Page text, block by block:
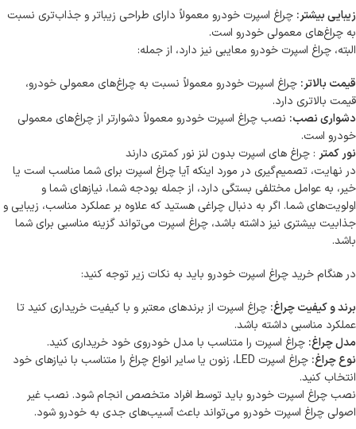
زیبایی بیشتر: چراغ اسپرت خودرو معمولاً دارای طراحی زیباتر و جذاب‌تری نسبت
به چراغ‌های معمولی خودرو است.
البته، چراغ اسپرت خودرو معایبی نیز دارد، از جمله:
قیمت بالاتر: چراغ اسپرت خودرو معمولاً نسبت به چراغ‌های معمولی خودرو،
قیمت بالاتری دارد.
دشواری نصب: نصب چراغ اسپرت خودرو معمولاً دشوارتر از چراغ‌های معمولی
خودرو است.
نور کمتر : چراغ های اسپرت بدون لنز نور کمتری دارند
در نهایت، تصمیم‌گیری در مورد اینکه آیا چراغ اسپرت برای شما مناسب است یا
خیر، به عوامل مختلفی بستگی دارد، از جمله بودجه شما، نیازهای شما و
اولویت‌های شما. اگر به دنبال چراغی هستید که علاوه بر عملکرد مناسب، زیبایی و
جذابیت بیشتری نیز داشته باشد، چراغ اسپرت می‌تواند گزینه مناسبی برای شما
باشد.
در هنگام خرید چراغ اسپرت خودرو باید به نکات زیر توجه کنید:
برند و کیفیت چراغ: چراغ اسپرت از برندهای معتبر و با کیفیت خریداری کنید تا
عملکرد مناسبی داشته باشد.
مدل چراغ: چراغ اسپرت را متناسب با مدل خودروی خود خریداری کنید.
نوع چراغ:
چراغ اسپرت LED، زنون یا سایر انواع چراغ را متناسب با نیازهای خود
انتخاب کنید.
نصب چراغ اسپرت خودرو باید توسط افراد متخصص انجام شود. نصب غیر
اصولی چراغ اسپرت خودرو می‌تواند باعث آسیب‌های جدی به خودرو شود.